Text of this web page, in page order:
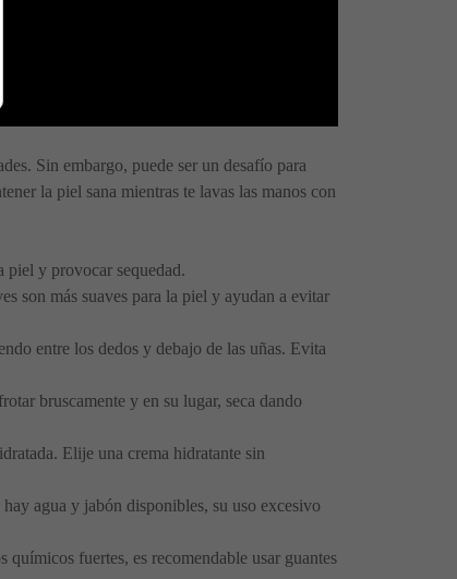
Sin embargo, puede ser un desafío para
la piel sana mientras te lavas las manos con
piel y provocar sequedad.
son más suaves para la piel y ayudan a evitar
entre los dedos y debajo de las uñas. Evita
bruscamente y en su lugar, seca dando
Elije una crema hidratante sin
agua y jabón disponibles, su uso excesivo
fuertes, es recomendable usar guantes